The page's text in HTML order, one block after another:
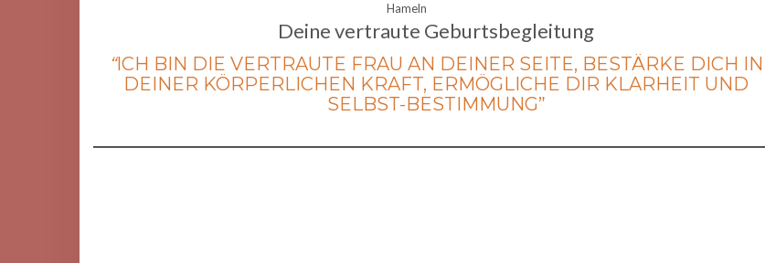
Hameln
Deine vertraute Geburtsbegleitung
“ICH BIN DIE VERTRAUTE FRAU AN DEINER SEITE, BESTÄRKE DICH IN
DEINER KÖRPERLICHEN KRAFT, ERMÖGLICHE DIR KLARHEIT UND
SELBST-BESTIMMUNG”